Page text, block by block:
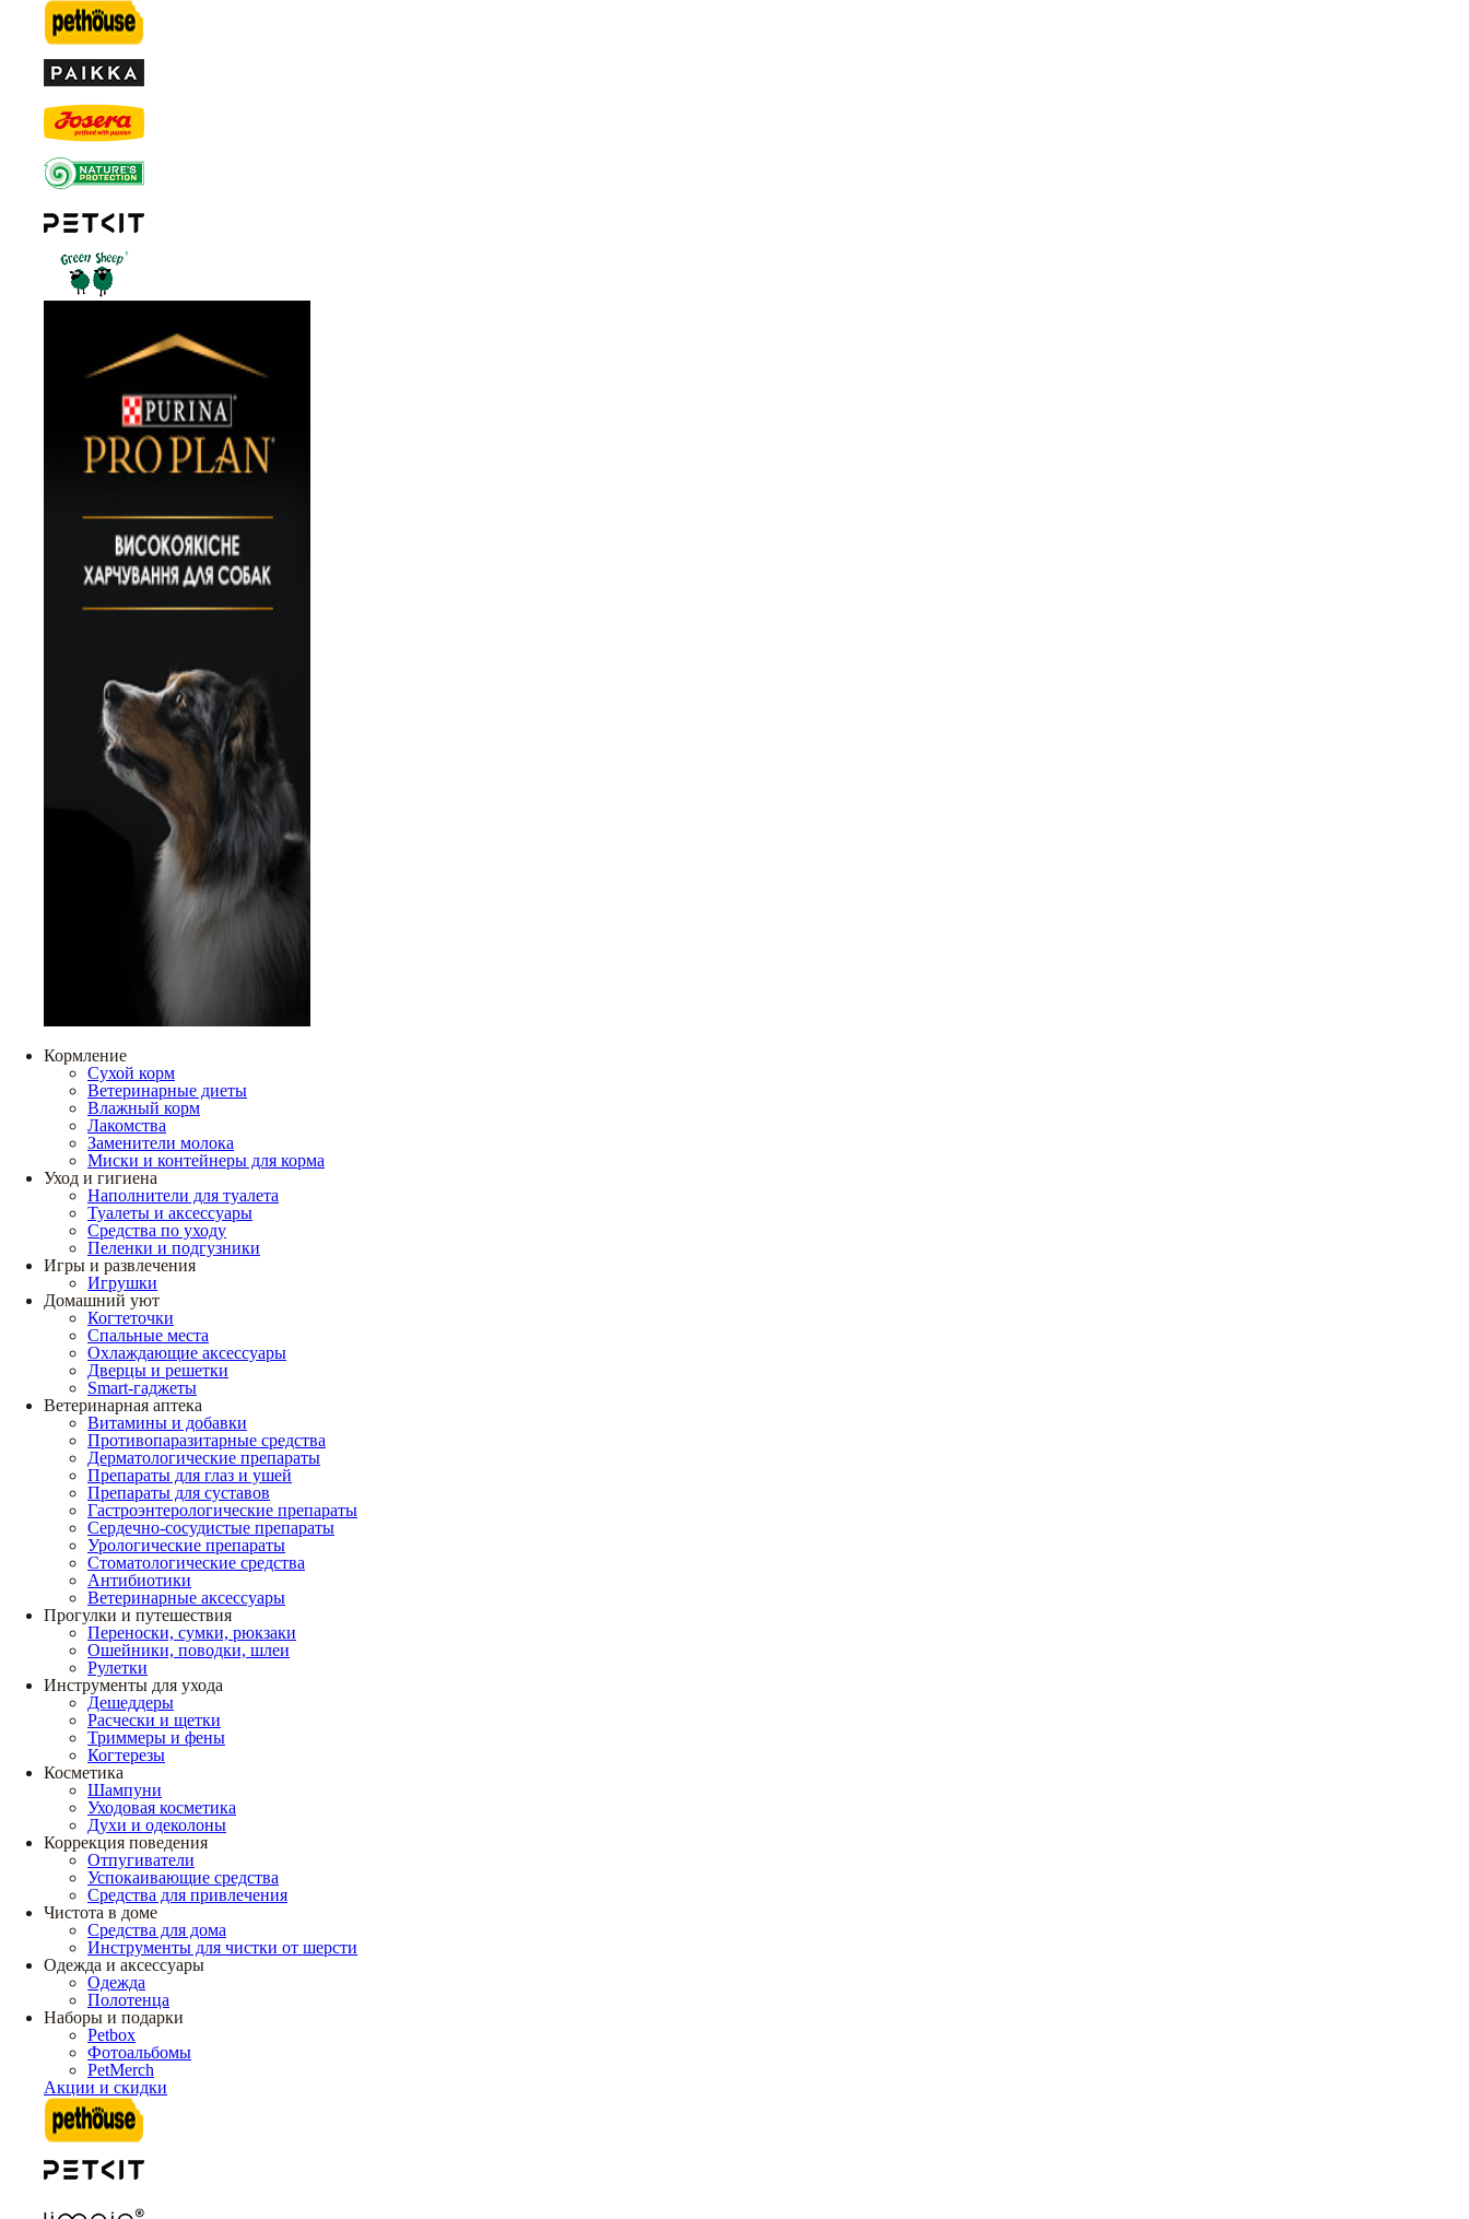
Кормление
Сухой корм
Ветеринарные диеты
Влажный корм
Лакомства
Заменители молока
Миски и контейнеры для корма
Уход и гигиена
Наполнители для туалета
Туалеты и аксессуары
Средства по уходу
Пеленки и подгузники
Игры и развлечения
Игрушки
Домашний уют
Когтеточки
Спальные места
Охлаждающие аксессуары
Дверцы и решетки
Smart-гаджеты
Ветеринарная аптека
Витамины и добавки
Противопаразитарные средства
Дерматологические препараты
Препараты для глаз и ушей
Препараты для суставов
Гастроэнтерологические препараты
Сердечно-сосудистые препараты
Урологические препараты
Стоматологические средства
Антибиотики
Ветеринарные аксессуары
Прогулки и путешествия
Переноски, сумки, рюкзаки
Ошейники, поводки, шлеи
Рулетки
Инструменты для ухода
Дешеддеры
Расчески и щетки
Триммеры и фены
Когтерезы
Косметика
Шампуни
Уходовая косметика
Духи и одеколоны
Коррекция поведения
Отпугиватели
Успокаивающие средства
Средства для привлечения
Чистота в доме
Средства для дома
Инструменты для чистки от шерсти
Одежда и аксессуары
Одежда
Полотенца
Наборы и подарки
Petbox
Фотоальбомы
PetMerch
Акции и скидки